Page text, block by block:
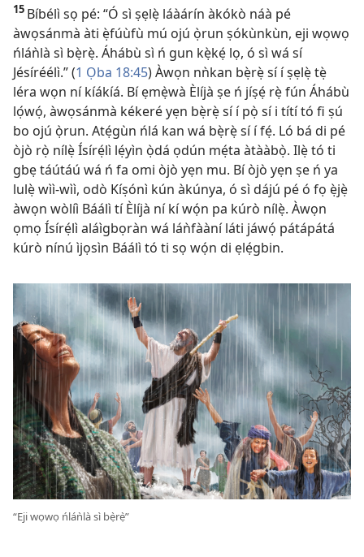
15 Bíbélì sọ pé: “Ó sì ṣẹlẹ̀ láàárín àkókò náà pé
àwọsánmà àti ẹ̀fúùfù mú ojú ọ̀run ṣókùnkùn, eji wọwọ
ńláǹlà sì bẹ̀rẹ̀. Áhábù sì ń gun kẹ̀kẹ́ lọ, ó sì wá sí
Jésíréélì.” (1 Ọba 18:45) Àwọn nǹkan bẹ̀rẹ̀ sí í ṣẹlẹ̀ tẹ̀
léra wọn ní kíákíá. Bí ẹmẹ̀wà Èlíjà ṣe ń jíṣẹ́ rẹ̀ fún Áhábù
lọ́wọ́, àwọsánmà kékeré yẹn bẹ̀rẹ̀ sí í pọ̀ sí i títí tó fi ṣú
bo ojú ọ̀run. Atẹ́gùn ńlá kan wá bẹ̀rẹ̀ sí í fẹ́. Ló bá di pé
òjò rọ̀ nílẹ̀ Ísírẹ́lì lẹ́yìn ọ̀dá ọdún mẹ́ta àtààbọ̀. Ilẹ̀ tó ti
gbẹ táútáú wá ń fa omi òjò yẹn mu. Bí òjò yẹn ṣe ń ya
lulẹ̀ wìì-wìì, odò Kíṣónì kún àkúnya, ó sì dájú pé ó fọ ẹ̀jẹ̀
àwọn wòlíì Báálì tí Èlíjà ní kí wọ́n pa kúrò nílẹ̀. Àwọn
ọmọ Ísírẹ́lì aláìgbọràn wá láǹfààní láti jáwọ́ pátápátá
kúrò nínú ìjọsìn Báálì tó ti sọ wọ́n di ẹlẹ́gbin.
“Eji wọwọ ńláǹlà sì bẹ̀rẹ̀”